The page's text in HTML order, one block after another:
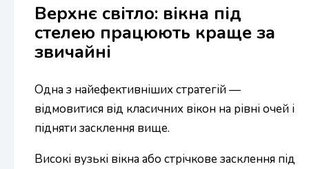
Верхнє світло: вікна під
стелею працюють краще за
звичайні
Одна з найефективніших стратегій —
відмовитися від класичних вікон на рівні очей і
підняти засклення вище.
Високі вузькі вікна або стрічкове засклення під